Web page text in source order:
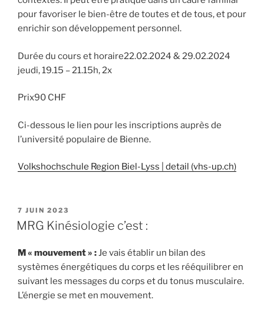
pour favoriser le bien-être de toutes et de tous, et pour
enrichir son développement personnel.
Durée du cours et horaire22.02.2024 & 29.02.2024
jeudi, 19.15 – 21.15h, 2x
Prix90 CHF
Ci-dessous le lien pour les inscriptions auprès de
l’université populaire de Bienne.
Volkshochschule Region Biel-Lyss | detail (vhs-up.ch)
PUBLIÉ
LE
7 JUIN 2023
MRG Kinésiologie c’est :
M « mouvement » : Je vais établir un bilan des
systèmes énergétiques du corps et les rééquilibrer en
suivant les messages du corps et du tonus musculaire.
L’énergie se met en mouvement.